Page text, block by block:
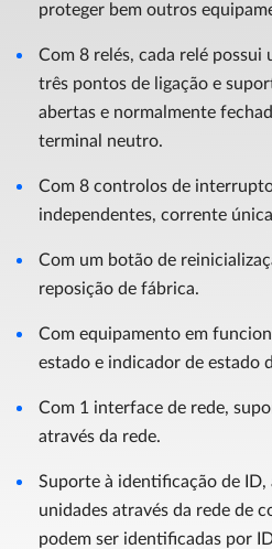
proteger bem outros
Com 8 relés, cada relé possui
três pontos de ligação e
abertas e normalmente
terminal neutro.
Com 8 controlos de
independentes, corrente
Com um botão de
reposição de fábrica.
Com equipamento em
estado e indicador de estado
Com 1 interface de rede,
através da rede.
Suporte à identificação de
unidades através da rede de
podem ser identificadas por